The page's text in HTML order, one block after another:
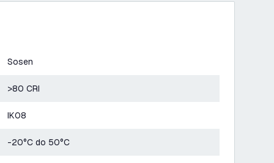
Sosen
>80 CRI
IK08
-20°C do 50°C